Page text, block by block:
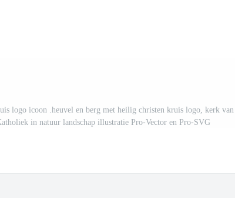
logo icoon .heuvel en berg met heilig christen kruis logo, kerk van
in natuur landschap illustratie Pro-Vector en Pro-SVG